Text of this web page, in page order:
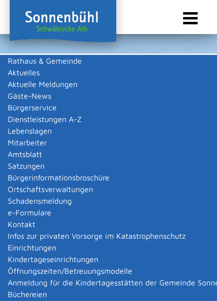
Rathaus & Gemeinde
Aktuelles
Aktuelle Meldungen
Gäste-News
Bürgerservice
Dienstleistungen A-Z
Lebenslagen
Mitarbeiter
Amtsblatt
Satzungen
Bürgerinformationsbroschüre
Ortschaftsverwaltungen
Schadensmeldung
e-Formulare
Kontakt
Infos zur privaten Vorsorge im Katastrophenschutz
Einrichtungen
Kindertageseinrichtungen
Öffnungszeiten/Betreuungsmodelle
Anmeldung für die Kindertagesstätten der Gemeinde
Büchereien
Sie sind hier:
Gewerbeliste
Salewski Jaqueline, Nähservice
Beschreibung
Anfertigung von Näharbeiten
Jaqueline Salewski
Zurück
| |